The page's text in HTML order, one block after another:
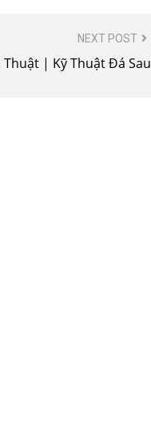
NEXT POST
| Kỹ Thuật Đá Sau